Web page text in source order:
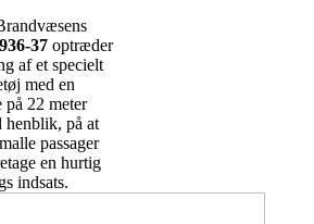
37 optræder
af et specielt
med en
på 22 meter
henblik, på at
passager
en hurtig
indsats.